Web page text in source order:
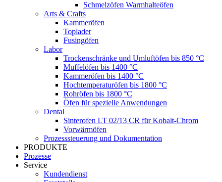
Schmelzöfen Warmhalteöfen
Arts & Crafts
Kammeröfen
Toplader
Fusingöfen
Labor
Trockenschränke und Umluftöfen bis 850 °C
Muffelöfen bis 1400 °C
Kammeröfen bis 1400 °C
Hochtemperaturöfen bis 1800 °C
Rohröfen bis 1800 °C
Öfen für spezielle Anwendungen
Dental
Sinterofen LT 02/13 CR für Kobalt-Chrom
Vorwärmöfen
Prozesssteuerung und Dokumentation
PRODUKTE
Prozesse
Service
Kundendienst